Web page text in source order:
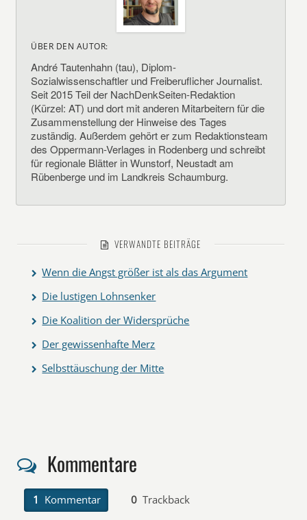
ÜBER DEN AUTOR:
André Tautenhahn (tau), Diplom-
Sozialwissenschaftler und Freiberuflicher Journalist.
Seit 2015 Teil der NachDenkSeiten-Redaktion
(Kürzel: AT) und dort mit anderen Mitarbeitern für die
Zusammenstellung der Hinweise des Tages
zuständig. Außerdem gehört er zum Redaktionsteam
des Oppermann-Verlages in Rodenberg und schreibt
für regionale Blätter in Wunstorf, Neustadt am
Rübenberge und im Landkreis Schaumburg.
VERWANDTE BEITRÄGE
Wenn die Angst größer ist als das Argument
Die lustigen Lohnsenker
Die Koalition der Widersprüche
Der gewissenhafte Merz
Selbsttäuschung der Mitte
Kommentare
1 Kommentar 0 Trackback